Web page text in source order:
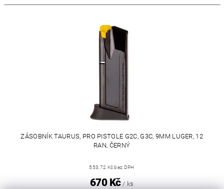
ZÁSOBNÍK TAURUS, PRO PISTOLE G2C, G3C, 9MM LUGER, 12
RAN, ČERNÝ
553,72 Kč bez DPH
670 Kč / ks